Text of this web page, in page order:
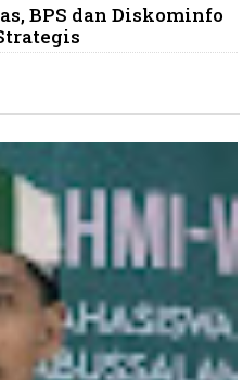
BPS dan Diskominfo